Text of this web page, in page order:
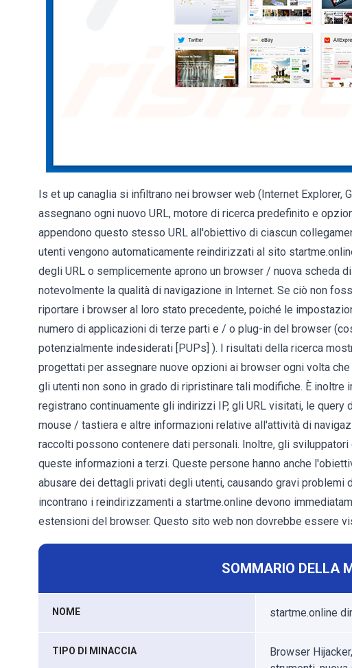
Is et up canaglia si infiltrano nei browser web (Internet Explorer,
assegnano ogni nuovo URL, motore di ricerca predefinito e
appendono questo stesso URL all'obiettivo di ciascun
utenti vengono automaticamente reindirizzati al sito
degli URL o semplicemente aprono un browser / nuova scheda
notevolmente la qualità di navigazione in Internet. Se ciò non
riportare i browser al loro stato precedente, poiché le
numero di applicazioni di terze parti e / o plug-in del browser
potenzialmente indesiderati [PUPs] ). I risultati della ricerca
progettati per assegnare nuove opzioni ai browser ogni volta
gli utenti non sono in grado di ripristinare tali modifiche. È
registrano continuamente gli indirizzi IP, gli URL visitati, le
mouse / tastiera e altre informazioni relative all'attività di
raccolti possono contenere dati personali. Inoltre, gli
queste informazioni a terzi. Queste persone hanno anche
abusare dei dettagli privati ​​degli utenti, causando gravi problemi
incontrano i reindirizzamenti a startme.online devono
estensioni del browser. Questo sito web non dovrebbe essere
SOMMARIO DELLA
NOME startme.online
TIPO DI MINACCIA
Browser